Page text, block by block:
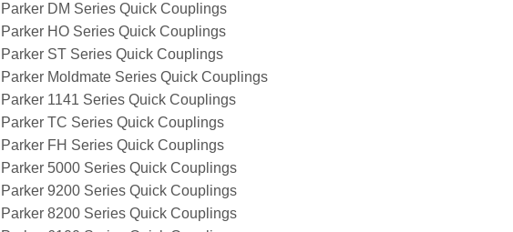
Parker DM Series Quick Couplings
Parker HO Series Quick Couplings
Parker ST Series Quick Couplings
Parker Moldmate Series Quick Couplings
Parker 1141 Series Quick Couplings
Parker TC Series Quick Couplings
Parker FH Series Quick Couplings
Parker 5000 Series Quick Couplings
Parker 9200 Series Quick Couplings
Parker 8200 Series Quick Couplings